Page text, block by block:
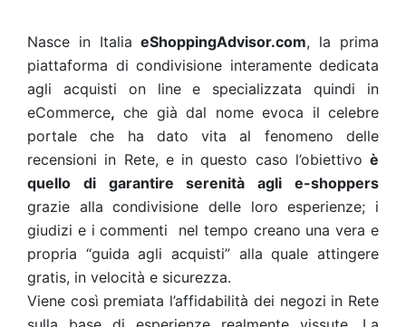
Nasce in ItaliaeShoppingAdvisor.com, la prima
piattaforma di condivisione interamente dedicata
agli acquisti on line e specializzata quindi in
eCommerce, che già dal nome evoca il celebre
portale che ha dato vita al fenomeno delle
recensioni in Rete, e in questo caso l’obiettivo è
quello di garantire serenità agli e-shoppers
grazie alla condivisione delle loro esperienze; i
giudizi e i commenti nel tempo creano una vera e
propria “guida agli acquisti” alla quale attingere
gratis, in velocità e sicurezza.
Viene così premiata l’affidabilità dei negozi in Rete